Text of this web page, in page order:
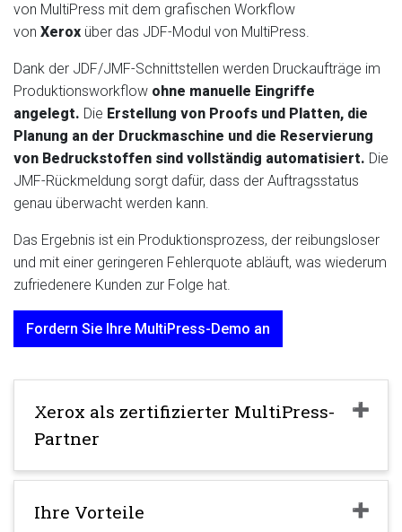
von MultiPress mit dem grafischen Workflow
von Xerox über das JDF-Modul von MultiPress.
Dank der JDF/JMF-Schnittstellen werden Druckaufträge im
Produktionsworkflow ohne manuelle Eingriffe
angelegt. Die Erstellung von Proofs und Platten, die
Planung an der Druckmaschine und die Reservierung
von Bedruckstoffen sind vollständig automatisiert. Die
JMF-Rückmeldung sorgt dafür, dass der Auftragsstatus
genau überwacht werden kann.
Das Ergebnis ist ein Produktionsprozess, der reibungsloser
und mit einer geringeren Fehlerquote abläuft, was wiederum
zufriedenere Kunden zur Folge hat.
Fordern Sie Ihre MultiPress-Demo an
Xerox als zertifizierter MultiPress-
Partner
Ihre Vorteile